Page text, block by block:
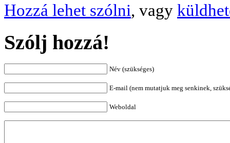
Hozzá lehet szólni, vagy
Szólj hozzá!
Név (szükséges)
E-mail (nem mutatjuk meg senkinek,
Weboldal